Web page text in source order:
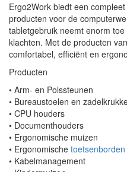
Ergo2Work biedt een
producten voor de
tabletgebruik neemt enorm
klachten. Met de producten
comfortabel, efficiënt en
Producten
• Arm- en Polssteunen
• Bureaustoelen en
• CPU houders
• Documenthouders
• Ergonomische muizen
• Ergonomische toetsenborden
• Kabelmanagement